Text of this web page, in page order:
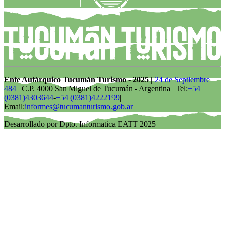
Ente Autárquico Tucumán Turismo - 2025 |24 de Septiembre
484 | C.P. 4000 San Miguel de Tucumán - Argentina | Tel:+54
(0381)4303644-+54 (0381)4222199|
Email:informes@tucumanturismo.gob.ar
Desarrollado por Dpto. Informatica EATT 2025